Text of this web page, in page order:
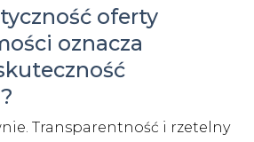
oferty
oznacza
Transparentność i rzetelny